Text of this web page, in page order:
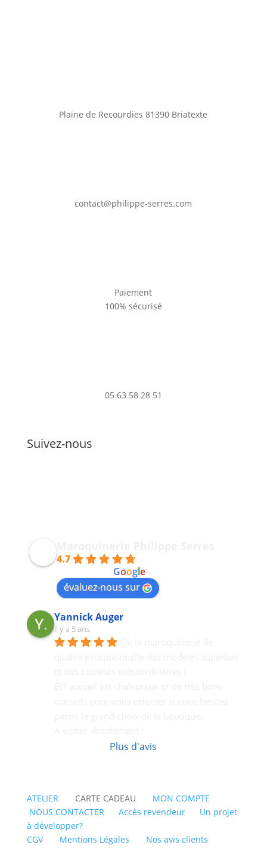
Plaine de Recourdies81390 Briatexte
contact@philippe-serres.com
Paiement
100% sécurisé
05 63 58 28 51
Suivez-nous
Maroquinerie Philippe Serres
4.7
Google
évaluez-nous sur
Yannick Auger
il y a 5 ans
Plus d'avis
ATELIERCARTE CADEAU MON COMPTE
NOUS CONTACTER
Accès revendeur
Un projet
à développer?
CGV
Mentions Légales Nos avis clients